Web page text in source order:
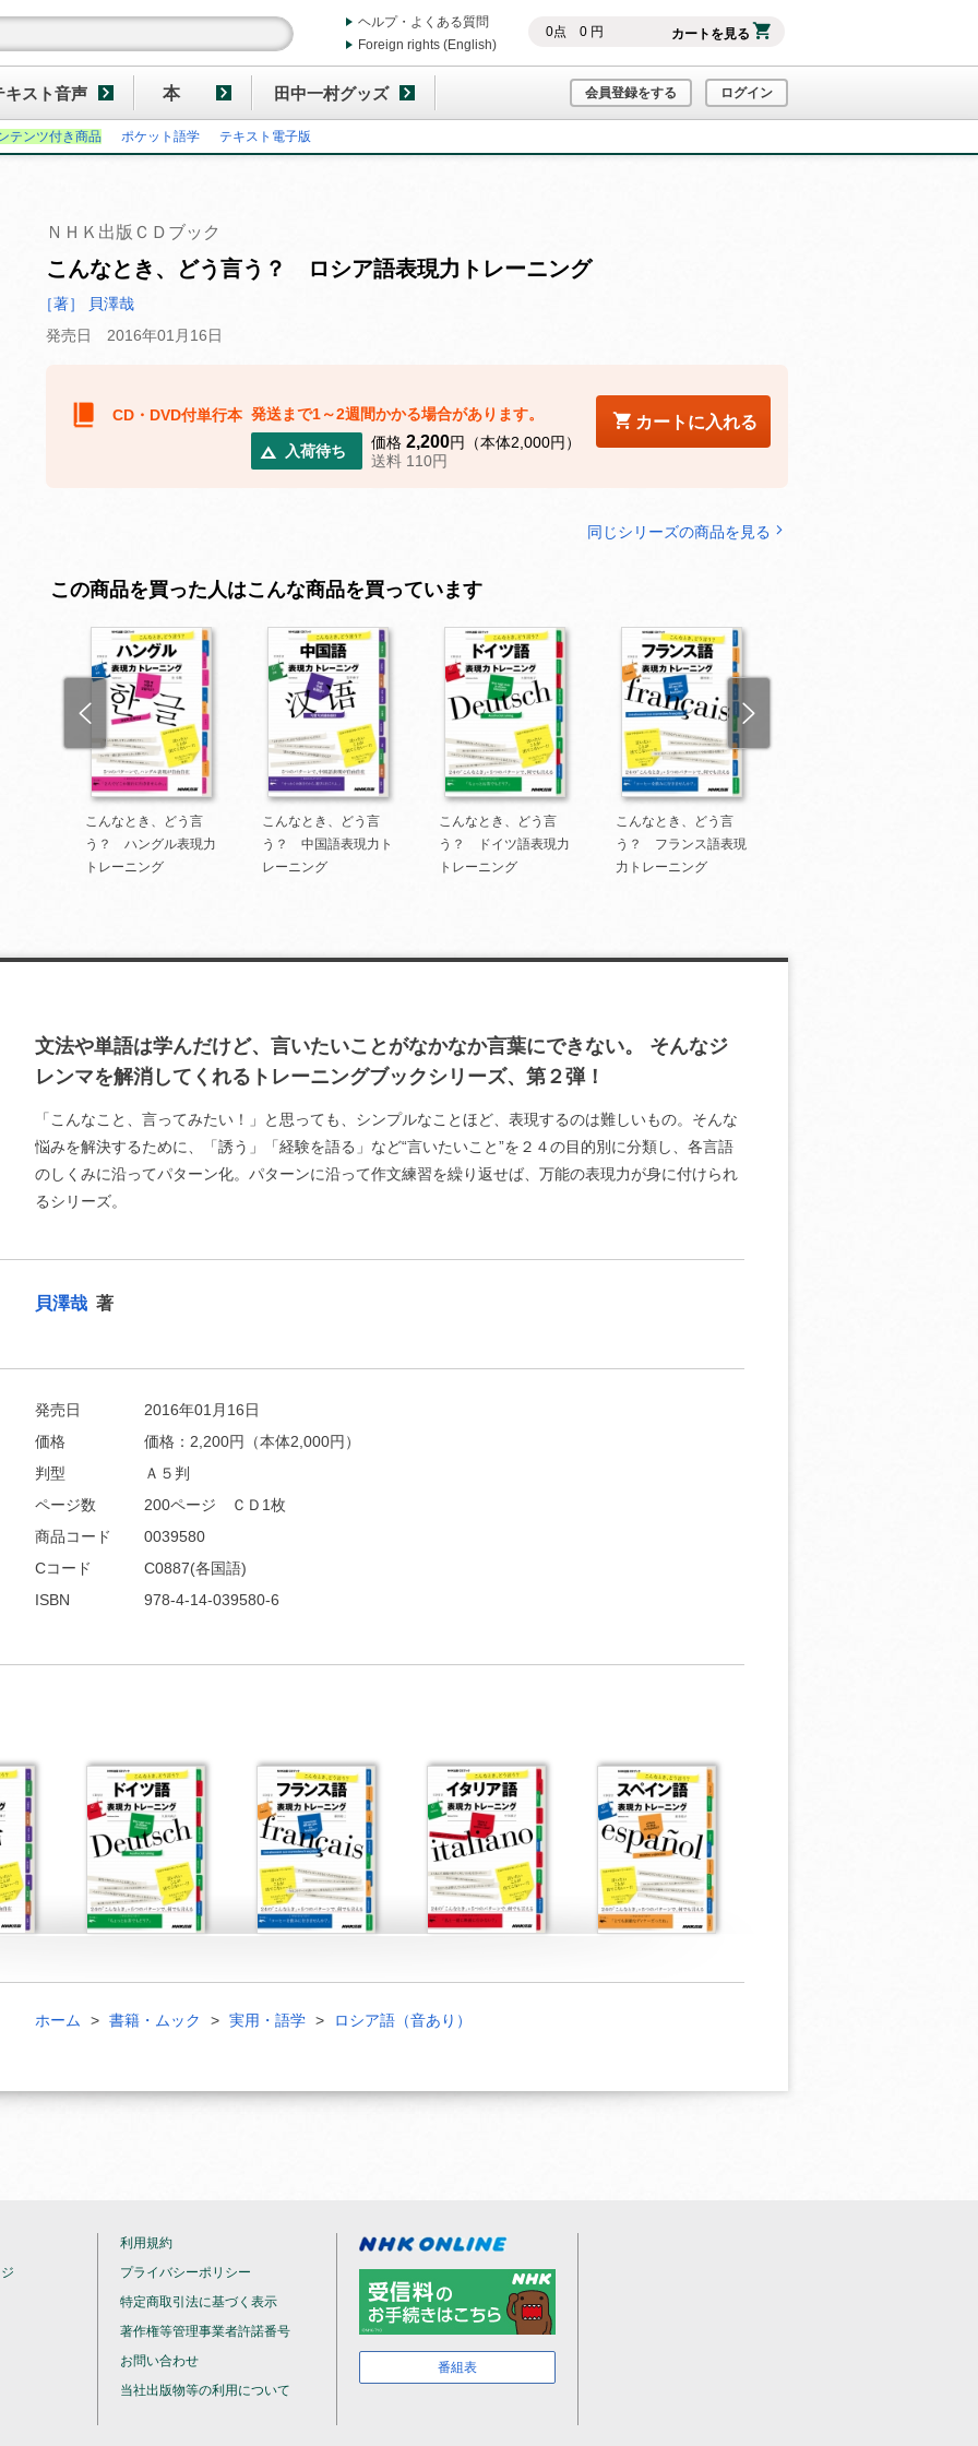
0点 0円 カートを見る
ヘルプ・よくある質問
Foreign rights (English)
キスト音声 本 田中一村グッズ 会員登録をする ログイン
テンツ付き商品 ポケット語学 テキスト電子版
お支払いに進む
ＮＨＫ出版ＣＤブック
こんなとき、どう言う？ ロシア語表現力トレーニング
［著］ 貝澤哉
発売日 2016年01月16日
CD・DVD付単行本 発送まで1～2週間かかる場合があります。
入荷待ち 価格 2,200円（本体2,000円）
送料 110円
カートに入れる
同じシリーズの商品を見る
この商品を買った人はこんな商品を買っています
こんなとき、どう言
う？ ハングル表現力
トレーニング
こんなとき、どう言
う？ 中国語表現力ト
レーニング
こんなとき、どう言
う？ ドイツ語表現力
トレーニング
こんなとき、どう言
う？ フランス語表現
力トレーニング
文法や単語は学んだけど、言いたいことがなかなか言葉にできない。 そんなジ
レンマを解消してくれるトレーニングブックシリーズ、第２弾！
「こんなこと、言ってみたい！」と思っても、シンプルなことほど、表現するのは難しいもの。そんな
悩みを解決するために、「誘う」「経験を語る」など“言いたいこと”を２４の目的別に分類し、各言語
のしくみに沿ってパターン化。パターンに沿って作文練習を繰り返せば、万能の表現力が身に付けられ
るシリーズ。
貝澤哉 著
発売日
2016年01月16日
価格
価格： 2,200円（本体2,000円）
判型
Ａ５判
ページ数
200ページ ＣＤ1枚
商品コード
0039580
Cコード
C0887(各国語)
ISBN
978-4-14-039580-6
ホーム 書籍・ムック 実用・語学 ロシア語（音あり）
利用規約
プライバシーポリシー
特定商取引法に基づく表示
著作権等管理事業者許諾番号
お問い合わせ
当社出版物等の利用について
番組表